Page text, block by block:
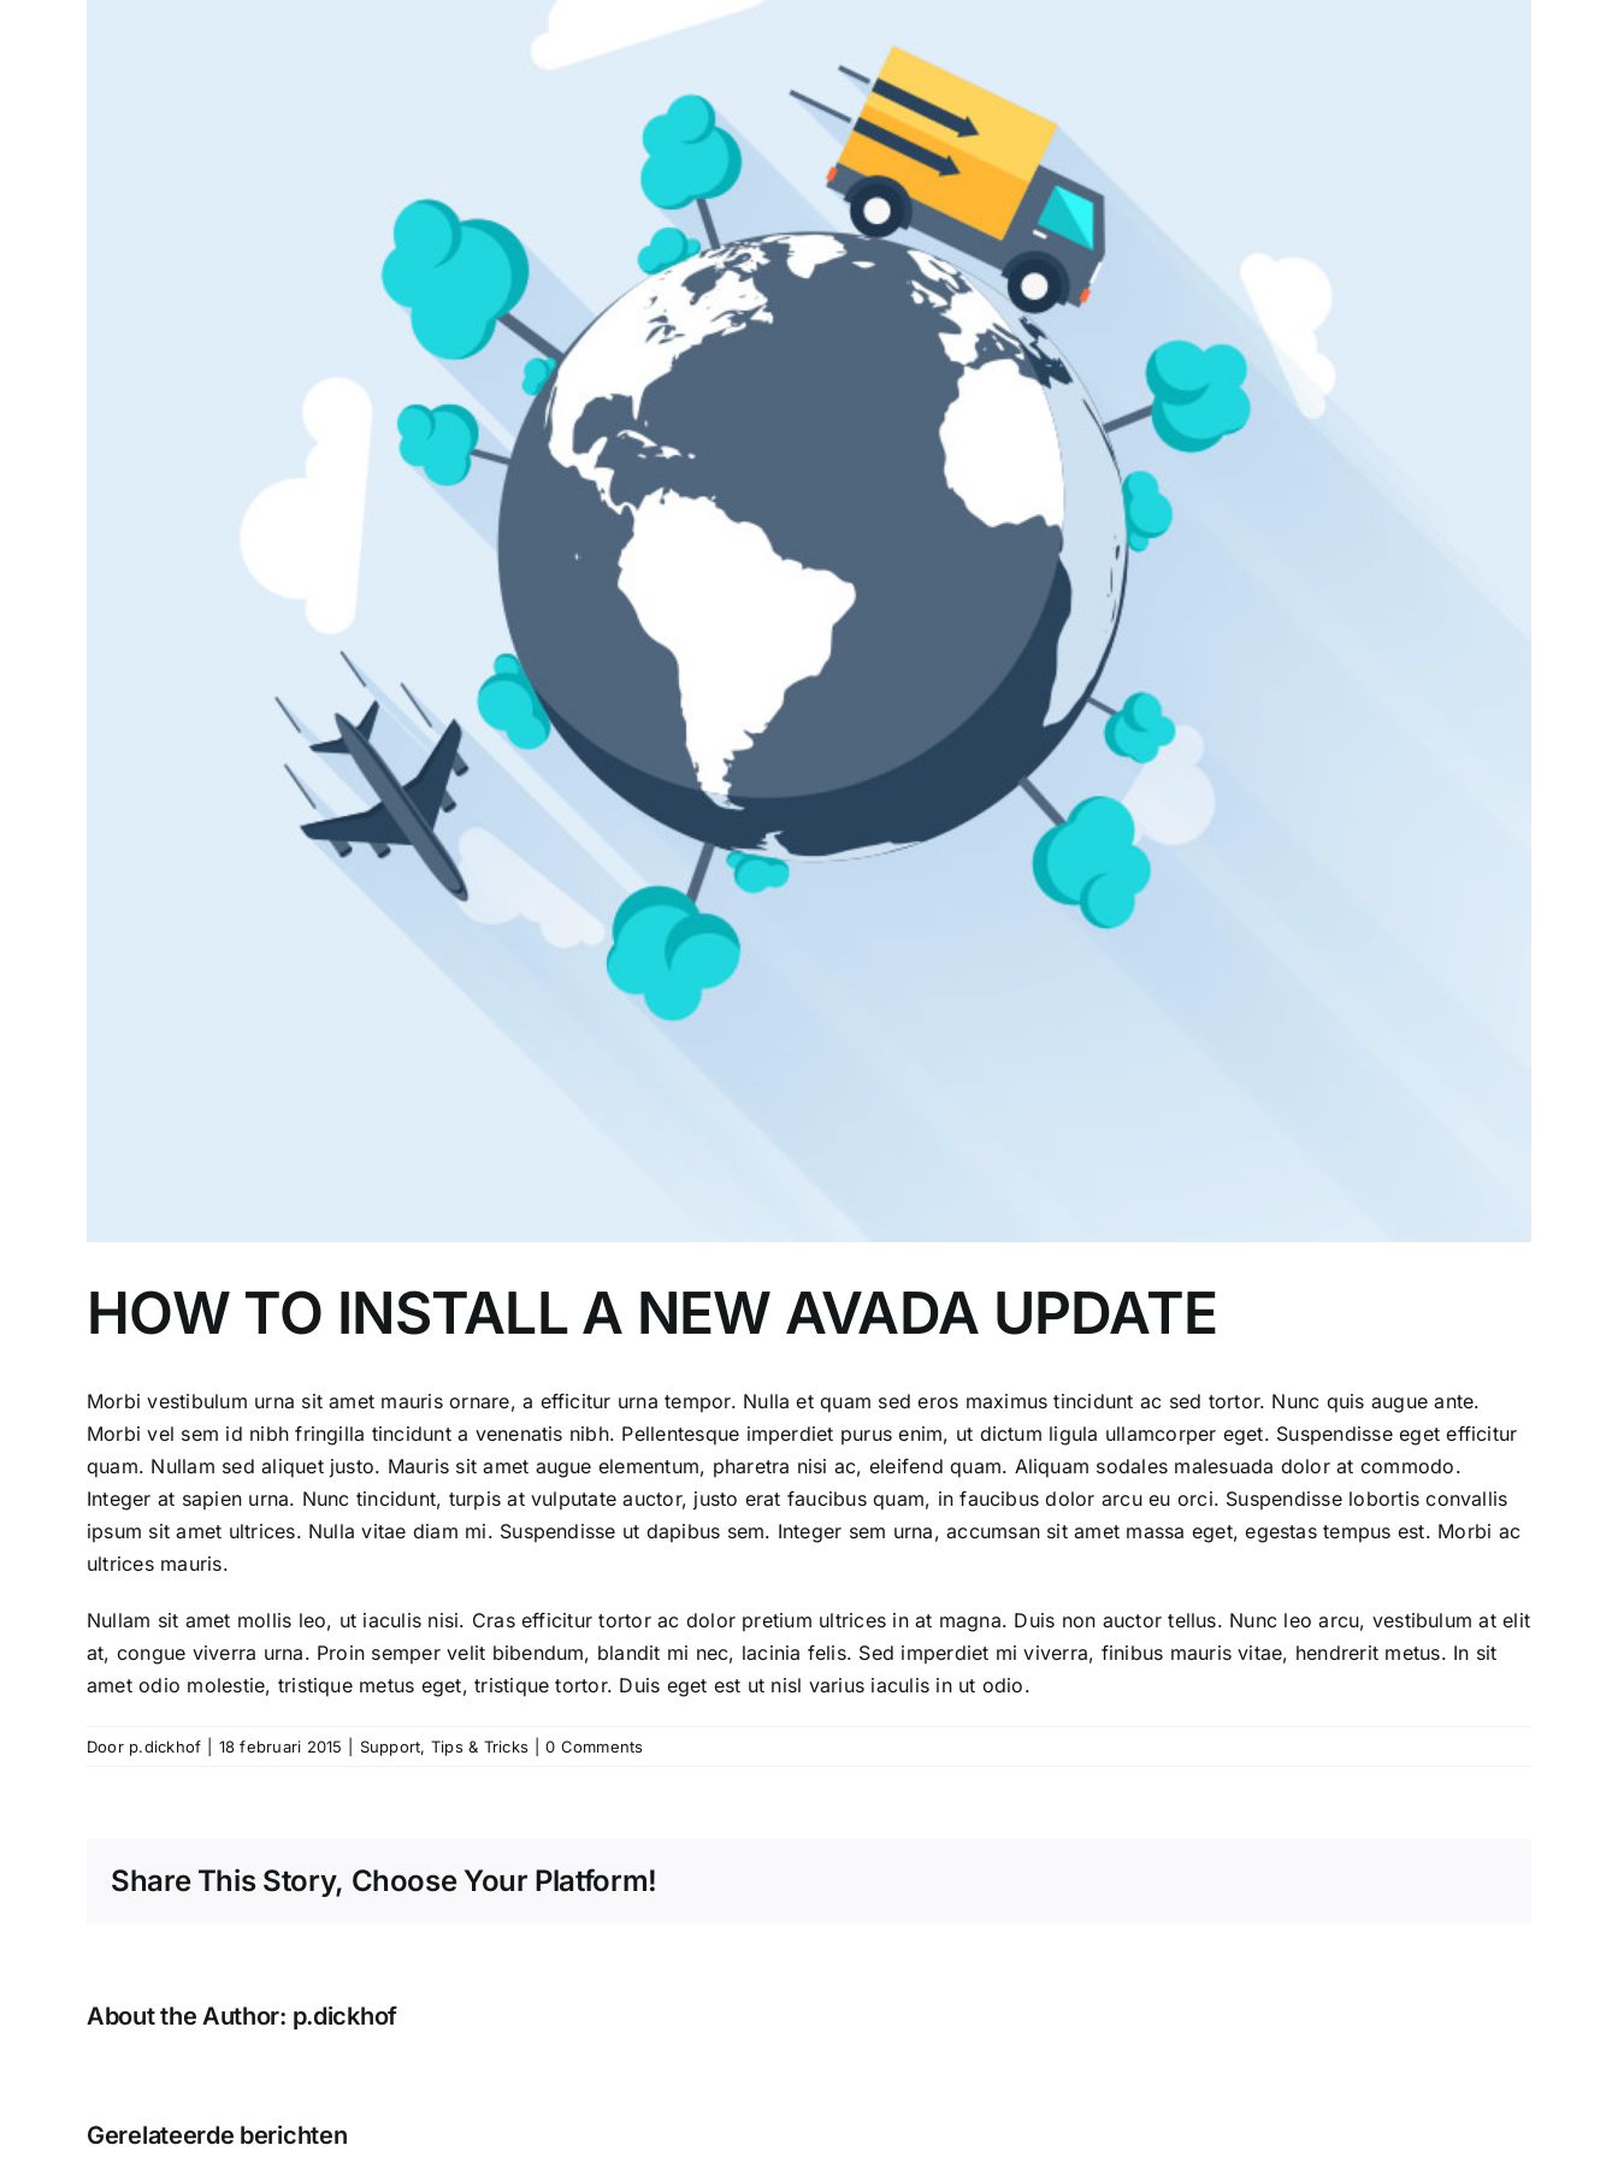
HOW TO INSTALL A NEW AVADA UPDATE
Morbi vestibulum urna sit amet mauris ornare, a efficitur urna tempor. Nulla et quam sed eros maximus tincidunt ac sed tortor. Nunc quis augue ante.
Morbi vel sem id nibh fringilla tincidunt a venenatis nibh. Pellentesque imperdiet purus enim, ut dictum ligula ullamcorper eget. Suspendisse eget efficitur
quam. Nullam sed aliquet justo. Mauris sit amet augue elementum, pharetra nisi ac, eleifend quam. Aliquam sodales malesuada dolor at commodo.
Integer at sapien urna. Nunc tincidunt, turpis at vulputate auctor, justo erat faucibus quam, in faucibus dolor arcu eu orci. Suspendisse lobortis convallis
ipsum sit amet ultrices. Nulla vitae diam mi. Suspendisse ut dapibus sem. Integer sem urna, accumsan sit amet massa eget, egestas tempus est. Morbi ac
ultrices mauris.
Nullam sit amet mollis leo, ut iaculis nisi. Cras efficitur tortor ac dolor pretium ultrices in at magna. Duis non auctor tellus. Nunc leo arcu, vestibulum at elit
at, congue viverra urna. Proin semper velit bibendum, blandit mi nec, lacinia felis. Sed imperdiet mi viverra, finibus mauris vitae, hendrerit metus. In sit
amet odio molestie, tristique metus eget, tristique tortor. Duis eget est ut nisl varius iaculis in ut odio.
Door p.dickhof 18 februari 2015 Support, Tips & Tricks 0 Comments
Share This Story, Choose Your Platform!
About the Author: p.dickhof
Gerelateerde berichten